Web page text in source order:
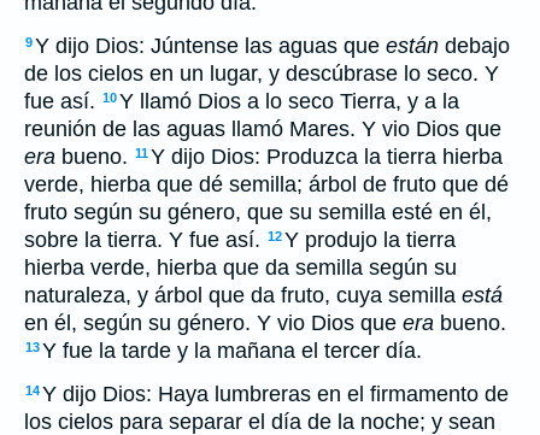
9Y dijo Dios: Júntense las aguas que están debajo
de los cielos en un lugar, y descúbrase lo seco. Y
fue así. 10Y llamó Dios a lo seco Tierra, y a la
reunión de las aguas llamó Mares. Y vio Dios que
era bueno. 11Y dijo Dios: Produzca la tierra hierba
verde, hierba que dé semilla; árbol de fruto que dé
fruto según su género, que su semilla esté en él,
sobre la tierra. Y fue así. 12Y produjo la tierra
hierba verde, hierba que da semilla según su
naturaleza, y árbol que da fruto, cuya semilla está
en él, según su género. Y vio Dios que era bueno.
13Y fue la tarde y la mañana el tercer día.
14Y dijo Dios: Haya lumbreras en el firmamento de
los cielos para separar el día de la noche; y sean